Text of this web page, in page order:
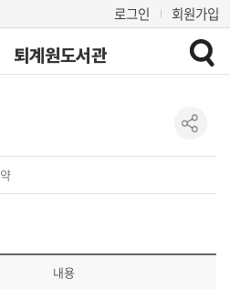
로그인 회원가입
퇴계원도서관
내용